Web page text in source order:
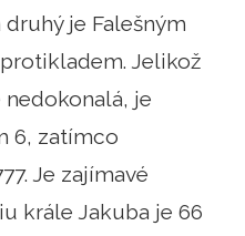
je Falešným
Jelikož
je
6, zatímco
Je zajímavé
krále Jakuba je 66